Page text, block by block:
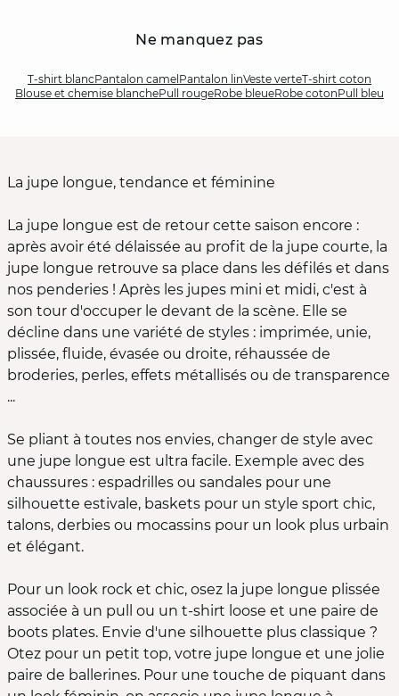
Ne manquez pas
T-shirt blancPantalon camel Pantalon linVeste verteT-shirt coton
Blouse et chemise blanchePull rougeRobe bleueRobe cotonPull bleu
La jupe longue, tendance et féminine
La jupe longue est de retour cette saison encore :
après avoir été délaissée au profit de la jupe courte, la
jupe longue retrouve sa place dans les défilés et dans
nos penderies ! Après les jupes mini et midi, c'est à
son tour d'occuper le devant de la scène. Elle se
décline dans une variété de styles : imprimée, unie,
plissée, fluide, évasée ou droite, réhaussée de
broderies, perles, effets métallisés ou de transparence
...
Se pliant à toutes nos envies, changer de style avec
une jupe longue est ultra facile. Exemple avec des
chaussures : espadrilles ou sandales pour une
silhouette estivale, baskets pour un style sport chic,
talons, derbies ou mocassins pour un look plus urbain
et élégant.
Pour un look rock et chic, osez la jupe longue plissée
associée à un pull ou un t-shirt loose et une paire de
boots plates. Envie d'une silhouette plus classique ?
Otez pour un petit top, votre jupe longue et une jolie
paire de ballerines. Pour une touche de piquant dans